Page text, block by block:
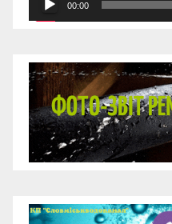
00:00